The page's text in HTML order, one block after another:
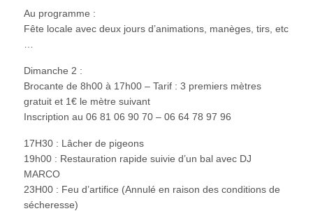
Au programme :
Fête locale avec deux jours d’animations, manèges, tirs, etc
Dimanche 2 :
Brocante de 8h00 à 17h00 – Tarif : 3 premiers mètres
gratuit et 1€ le mètre suivant
Inscription au 06 81 06 90 70 – 06 64 78 97 96
17H30 : Lâcher de pigeons
19h00 : Restauration rapide suivie d’un bal avec DJ
MARCO
23H00 : Feu d’artifice (Annulé en raison des conditions de
sécheresse)